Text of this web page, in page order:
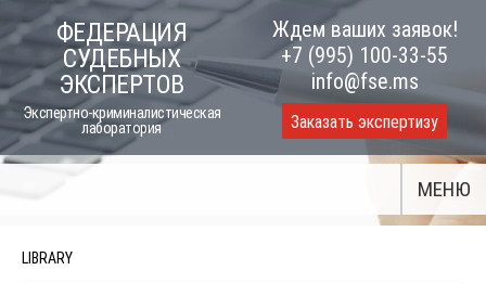
to
content
ФЕДЕРАЦИЯ
СУДЕБНЫХ
ЭКСПЕРТОВ
Экспертно-криминалистическая
лаборатория
Ждем ваших заявок!
+7 (995) 100-33-55
info@fse.ms
Заказать экспертизу
МЕНЮ
LIBRARY